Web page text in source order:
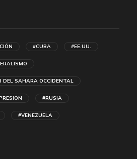
#CUBA #EE.UU.
DEL SAHARA OCCIDENTAL
#RUSIA
#VENEZUELA